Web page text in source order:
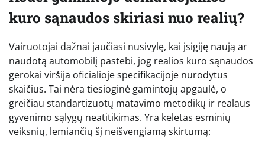
kuro sąnaudos skiriasi nuo realių?
Vairuotojai dažnai jaučiasi nusivylę, kai įsigiję naują ar
naudotą automobilį pastebi, jog realios kuro sąnaudos
gerokai viršija oficialioje specifikacijoje nurodytus
skaičius. Tai nėra tiesioginė gamintojų apgaulė, o
greičiau standartizuotų matavimo metodikų ir realaus
gyvenimo sąlygų neatitikimas. Yra keletas esminių
veiksnių, lemiančių šį neišvengiamą skirtumą: